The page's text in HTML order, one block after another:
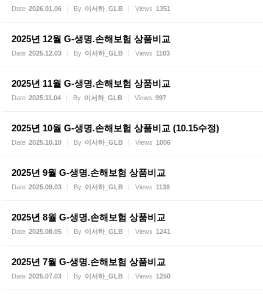
Date 2026.01.06 By 이서하_GLB Views 1351
2025년 12월 G-생명.손해보험 상품비교
Date 2025.12.03 By 이서하_GLB Views 1103
2025년 11월 G-생명.손해보험 상품비교
Date 2025.11.04 By 이서하_GLB Views 997
2025년 10월 G-생명.손해보험 상품비교 (10.15수정)
Date 2025.10.10 By 이서하_GLB Views 1006
2025년 9월 G-생명.손해보험 상품비교
Date 2025.09.03 By 이서하_GLB Views 1138
2025년 8월 G-생명.손해보험 상품비교
Date 2025.08.05 By 이서하_GLB Views 1241
2025년 7월 G-생명.손해보험 상품비교
Date 2025.07.03 By 이서하_GLB Views 1250